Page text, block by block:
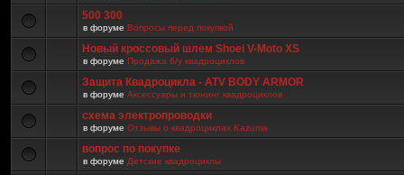
500 300
в форуме Вопросы перед покупкой
Новый кроссовый шлем Shoei V-Moto XS
в форуме Продажа б/у квадроциклов
Защита Квадроцикла - ATV BODY ARMOR
в форуме Аксессуары и тюнинг квадроциклов
схема электропроводки
в форуме Отзывы о квадроциклах Kazuma
вопрос по покупке
в форуме Детские квадроциклы